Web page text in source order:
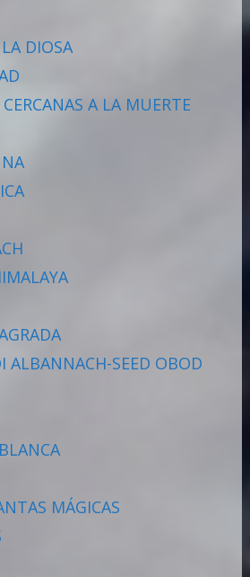
DIOSA
CERCANAS A LA MUERTE
ALBANNACH-SEED OBOD
MÁGICAS